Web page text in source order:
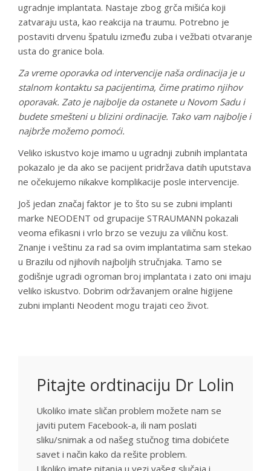
ugradnje implantata. Nastaje zbog grča mišića koji
zatvaraju usta, kao reakcija na traumu. Potrebno je
postaviti drvenu špatulu između zuba i vežbati otvaranje
usta do granice bola.
Za vreme oporavka od intervencije naša ordinacija je u
stalnom kontaktu sa pacijentima, čime pratimo njihov
oporavak. Zato je najbolje da ostanete u Novom Sadu i
budete smešteni u blizini ordinacije. Tako vam najbolje i
najbrže možemo pomoći.
Veliko iskustvo koje imamo u ugradnji zubnih implantata
pokazalo je da ako se pacijent pridržava datih uputstava
ne očekujemo nikakve komplikacije posle intervencije.
Još jedan značaj faktor je to što su se zubni implanti
marke NEODENT od grupacije STRAUMANN pokazali
veoma efikasni i vrlo brzo se vezuju za viličnu kost.
Znanje i veštinu za rad sa ovim implantatima sam stekao
u Brazilu od njihovih najboljih stručnjaka. Tamo se
godišnje ugradi ogroman broj implantata i zato oni imaju
veliko iskustvo. Dobrim održavanjem oralne higijene
zubni implanti Neodent mogu trajati ceo život.
Pitajte ordtinaciju Dr Lolin
Ukoliko imate sličan problem možete nam se
javiti putem Facebook-a, ili nam poslati
sliku/snimak a od našeg stučnog tima dobićete
savet i način kako da rešite problem.
Ukoliko imate pitanja u vezi vašeg slučaja i